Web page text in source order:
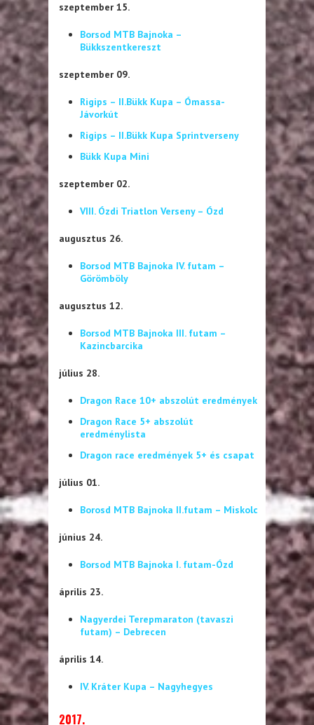
szeptember 15.
Borsod MTB Bajnoka –
Bükkszentkereszt
szeptember 09.
Rigips – II.Bükk Kupa – Ómassa-
Jávorkút
Rigips – II.Bükk Kupa Sprintverseny
Bükk Kupa Mini
szeptember 02.
VIII. Ózdi Triatlon Verseny – Ózd
augusztus 26.
Borsod MTB Bajnoka IV. futam –
Görömböly
augusztus 12.
Borsod MTB Bajnoka III. futam –
Kazincbarcika
július 28.
Dragon Race 10+ abszolút eredmények
Dragon Race 5+ abszolút
eredménylista
Dragon race eredmények 5+ és csapat
július 01.
Borosd MTB Bajnoka II.futam – Miskolc
június 24.
Borsod MTB Bajnoka I. futam-Ózd
április 23.
Nagyerdei Terepmaraton (tavaszi
futam) – Debrecen
április 14.
IV. Kráter Kupa – Nagyhegyes
2017.